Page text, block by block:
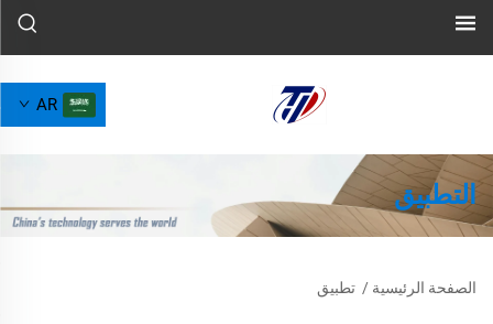
AR
التطبيق
الصفحة الرئيسية / تطبيق